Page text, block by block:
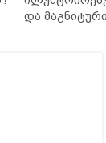
და
კარუსელში"